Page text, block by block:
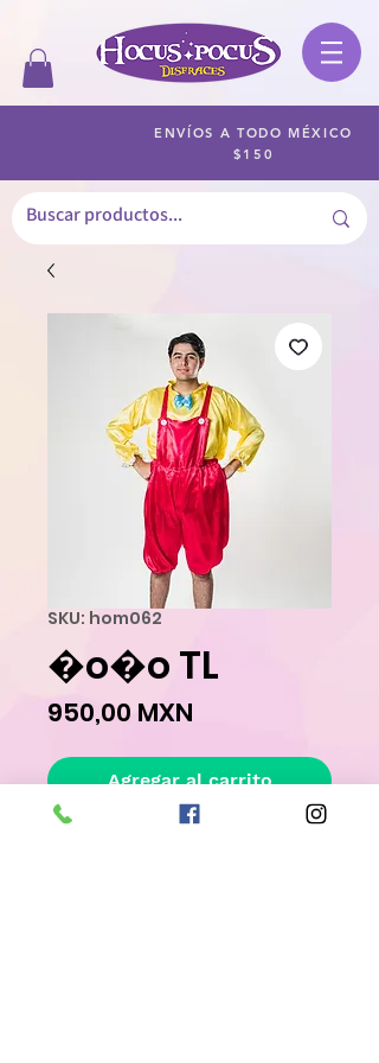
ENVÍOS A TODO MÉXICO
$150
SKU: hom062
�o�o TL
950,00 MXN
Agregar al carrito